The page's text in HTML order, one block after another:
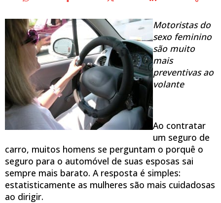
Motoristas do
sexo feminino
são muito
mais
preventivas ao
volante
Ao contratar
um seguro de
carro, muitos homens se perguntam o porquê o
seguro para o automóvel de suas esposas sai
sempre mais barato. A resposta é simples:
estatisticamente as mulheres são mais cuidadosas
ao dirigir.